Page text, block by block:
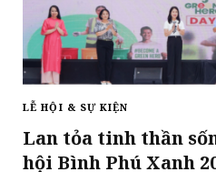
LỄ HỘI & SỰ KIỆN
Lan tỏa tinh thần
hội Bình Phú Xanh